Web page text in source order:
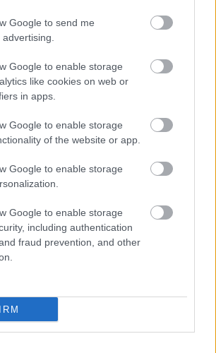
Google to send me
Google to enable storage
like cookies on web or
in apps.
Google to enable storage
of the website or app.
Google to enable storage
Google to enable storage
including authentication
fraud prevention, and other